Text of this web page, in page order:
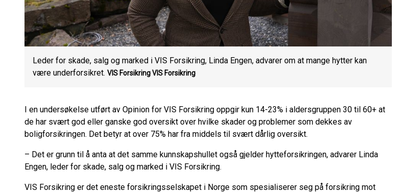
Leder for skade, salg og marked i VIS Forsikring, Linda Engen, advarer om at mange hytter kan
være underforsikret. VIS ForsikringVIS Forsikring
I en undersøkelse utført av Opinion for VIS Forsikring oppgir kun 14-23% i aldersgruppen 30 til 60+ at
de har svært god eller ganske god oversikt over hvilke skader og problemer som dekkes av
boligforsikringen. Det betyr at over 75% har fra middels til svært dårlig oversikt.
– Det er grunn til å anta at det samme kunnskapshullet også gjelder hytteforsikringen, advarer Linda
Engen, leder for skade, salg og marked i VIS Forsikring.
VIS Forsikring er det eneste forsikringsselskapet i Norge som spesialiserer seg på forsikring mot